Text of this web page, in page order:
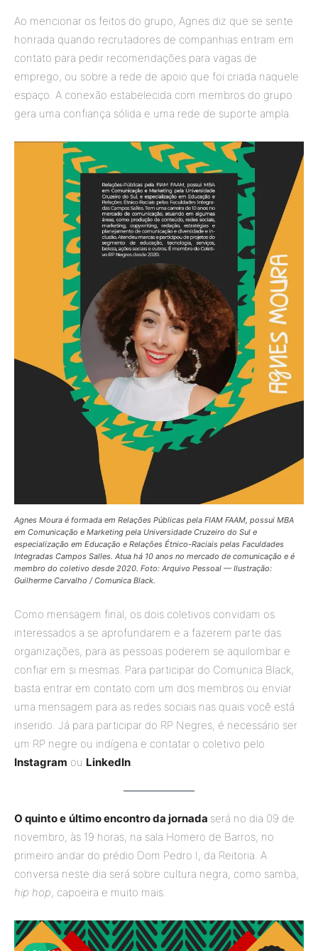
Ao mencionar os feitos do grupo, Agnes diz que se sente
honrada quando recrutadores de companhias entram em
contato para pedir recomendações para vagas de
emprego, ou sobre a rede de apoio que foi criada naquele
espaço. A conexão estabelecida com membros do grupo
gera uma confiança sólida e uma rede de suporte ampla.
Agnes Moura é formada em Relações Públicas pela FIAM FAAM, possui MBA
em Comunicação e Marketing pela Universidade Cruzeiro do Sul e
especialização em Educação e Relações Étnico-Raciais pelas Faculdades
Integradas Campos Salles. Atua há 10 anos no mercado de comunicação e é
membro do coletivo desde 2020. Foto: Arquivo Pessoal — Ilustração:
Guilherme Carvalho / Comunica Black.
Como mensagem final, os dois coletivos convidam os
interessados a se aprofundarem e a fazerem parte das
organizações, para as pessoas poderem se aquilombar e
confiar em si mesmas. Para participar do Comunica Black,
basta entrar em contato com um dos membros ou enviar
uma mensagem para as redes sociais nas quais você está
inserido. Já para participar do RP Negres, é necessário ser
um RP negre ou indígena e contatar o coletivo pelo
Instagram ou LinkedIn.
O quinto e último encontro da jornada será no dia 09 de
novembro, às 19 horas, na sala Homero de Barros, no
primeiro andar do prédio Dom Pedro I, da Reitoria. A
conversa neste dia será sobre cultura negra, como samba,
hip hop, capoeira e muito mais.